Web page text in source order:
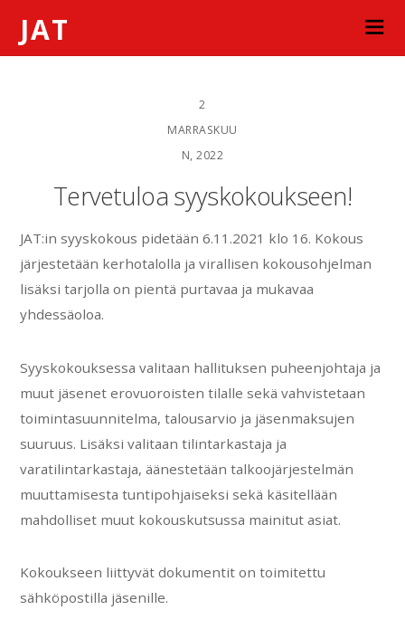
JAT
2
MARRASKUU
N, 2022
Tervetuloa syyskokoukseen!
JAT:in syyskokous pidetään 6.11.2021 klo 16. Kokous
järjestetään kerhotalolla ja virallisen kokousohjelman
lisäksi tarjolla on pientä purtavaa ja mukavaa
yhdessäoloa.
Syyskokouksessa valitaan hallituksen puheenjohtaja ja
muut jäsenet erovuoroisten tilalle sekä vahvistetaan
toimintasuunnitelma, talousarvio ja jäsenmaksujen
suuruus. Lisäksi valitaan tilintarkastaja ja
varatilintarkastaja, äänestetään talkoojärjestelmän
muuttamisesta tuntipohjaiseksi sekä käsitellään
mahdolliset muut kokouskutsussa mainitut asiat.
Kokoukseen liittyvät dokumentit on toimitettu
sähköpostilla jäsenille.